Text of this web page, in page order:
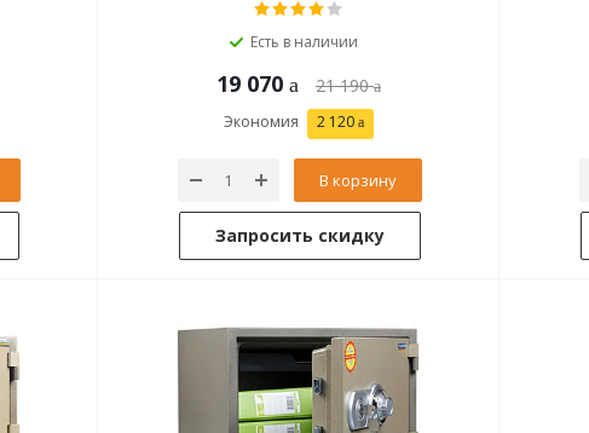
Есть в наличии
19 070 21 190
Экономия 2 120
В корзину
Запросить скидку